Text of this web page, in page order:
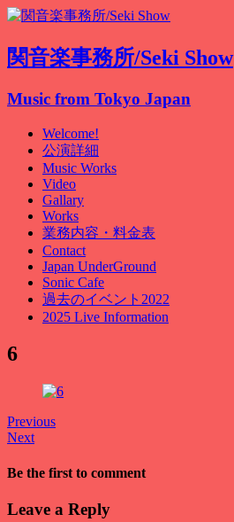
関音楽事務所/Seki Show
Music from Tokyo Japan
Welcome!
公演詳細
Music Works
Video
Gallary
Works
業務内容・料金表
Contact
Japan UnderGround
Sonic Cafe
過去のイベント2022
2025 Live Information
6
Previous
Next
Be the first to comment
Leave a Reply